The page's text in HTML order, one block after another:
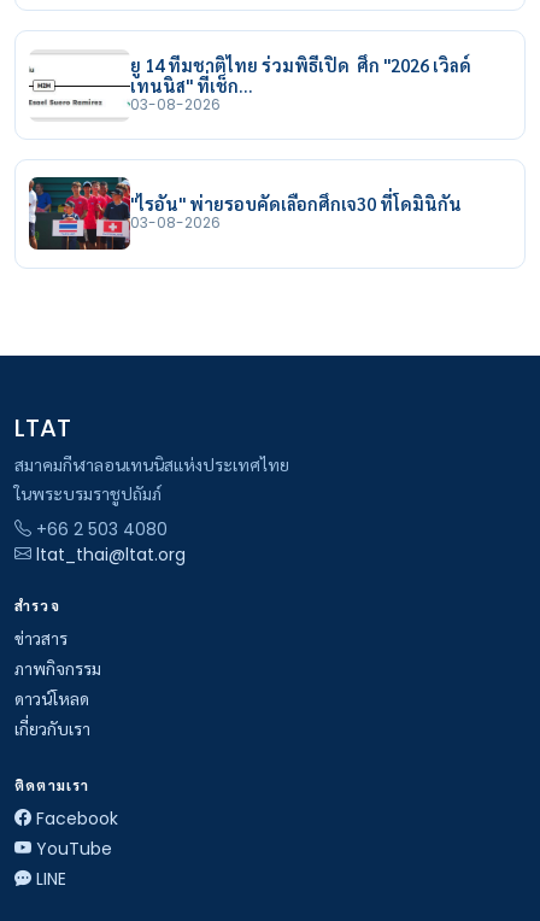
ยู 14 ทีมชาติไทย ร่วมพิธีเปิด ศึก "2026 เวิลด์
เทนนิส" ที่เช็ก…
03-08-2026
"ไรอัน" พ่ายรอบคัดเลือกศึกเจ30 ที่โดมินิกัน
03-08-2026
LTAT
สมาคมกีฬาลอนเทนนิสแห่งประเทศไทย
ในพระบรมราชูปถัมภ์
+66 2 503 4080
ltat_thai@ltat.org
สำรวจ
ข่าวสาร
ภาพกิจกรรม
ดาวน์โหลด
เกี่ยวกับเรา
ติดตามเรา
Facebook
YouTube
LINE